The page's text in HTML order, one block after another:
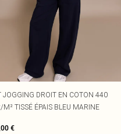
JOGGING DROIT EN COTON 440
M² TISSÉ ÉPAIS BLEU MARINE
€